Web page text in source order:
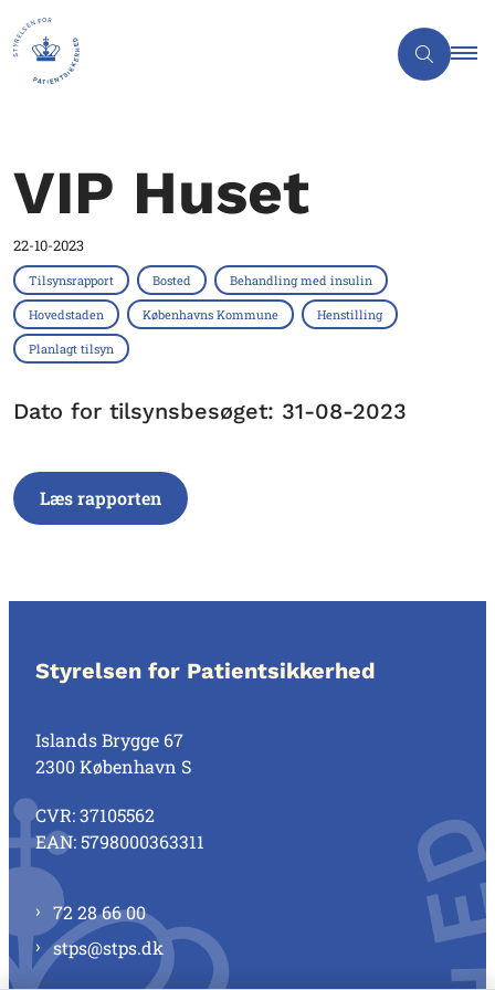
VIP Huset
22-10-2023
Tilsynsrapport Bosted Behandling med insulin
Hovedstaden Københavns Kommune Henstilling
Planlagt tilsyn
Dato for tilsynsbesøget: 31-08-2023
Læs rapporten
Styrelsen for Patientsikkerhed
Islands Brygge 67
2300 København S
CVR: 37105562
EAN: 5798000363311
72 28 66 00
stps@stps.dk